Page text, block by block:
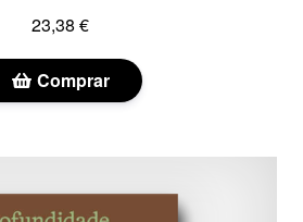
23,38 €
Comprar